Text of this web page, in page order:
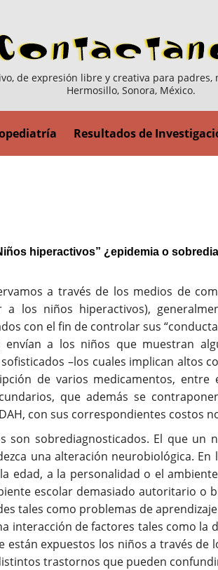
de expresión libre y creativa para padres,
Hermosillo, Sonora, México.
Resultados de
hiperactivos” ¿epidemia o
a través de los medios de
los niños hiperactivos),
con el fin de controlar sus
envían a los niños que muestran
–los cuales implican altos
de varios medicamentos,
que además se
con sus correspondientes costos
son sobrediagnosticados. El que
una alteración neurobiológica.
edad, a la personalidad o el
escolar demasiado autoritario o
tales como problemas de
interacción de factores tales como
expuestos los niños a través
trastornos que pueden